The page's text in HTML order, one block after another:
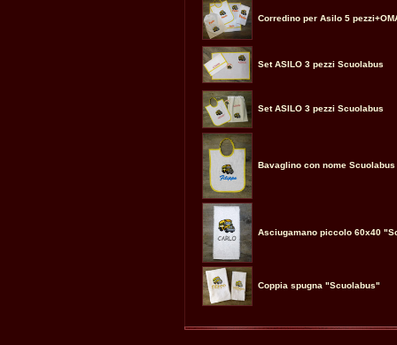
Corredino per Asilo 5
Set ASILO 3 pezzi Scuolabus
Set ASILO 3 pezzi Scuolabus
Bavaglino con nome Scuolabus
Asciugamano piccolo 60x40
Coppia spugna "Scuolabus"